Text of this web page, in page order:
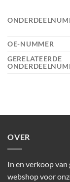
OE-NUMMER
GERELATEERDE
OVER
In en verkoop
webshop voor